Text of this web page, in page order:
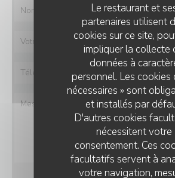
Le restaurant et
partenaires utilisent
cookies sur ce site,
impliquer la collecte
données à
personnel. Les cookies
nécessaires » sont
et installés par
D'autres cookies
nécessitent votre
consentement. Ces
facultatifs servent à
votre navigation,